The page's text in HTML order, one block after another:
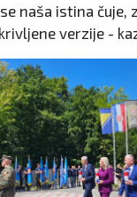
naša istina čuje,
verzije -